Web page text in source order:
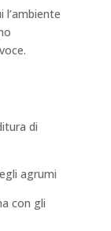
l’ambiente
di
agrumi
con gli